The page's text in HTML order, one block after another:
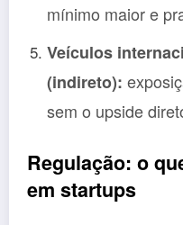
mínimo maior e
Veículos
(indireto):
sem o upside
Regulação: o
em startups